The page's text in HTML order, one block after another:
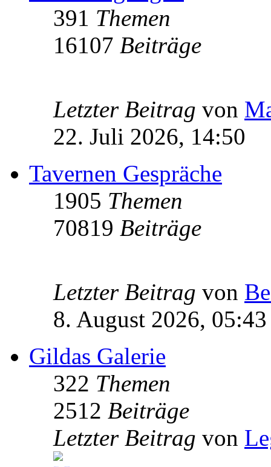
391 Themen
16107 Beiträge
Letzter Beitrag von
22. Juli 2026, 14:50
Tavernen Gespräche
1905 Themen
70819 Beiträge
Letzter Beitrag von
8. August 2026, 05:43
Gildas Galerie
322 Themen
2512 Beiträge
Letzter Beitrag von